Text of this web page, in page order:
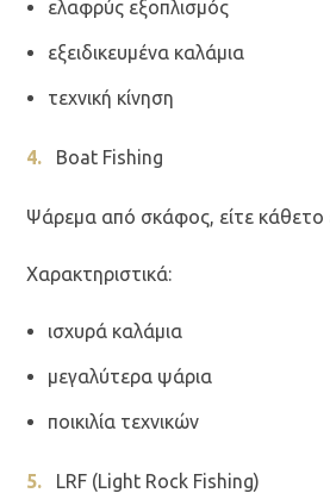
ελαφρύς εξοπλισμός
εξειδικευμένα καλάμια
τεχνική κίνηση
Boat Fishing
Ψάρεμα από σκάφος, είτε κάθετο
Χαρακτηριστικά:
ισχυρά καλάμια
μεγαλύτερα ψάρια
ποικιλία τεχνικών
LRF (Light Rock Fishing)